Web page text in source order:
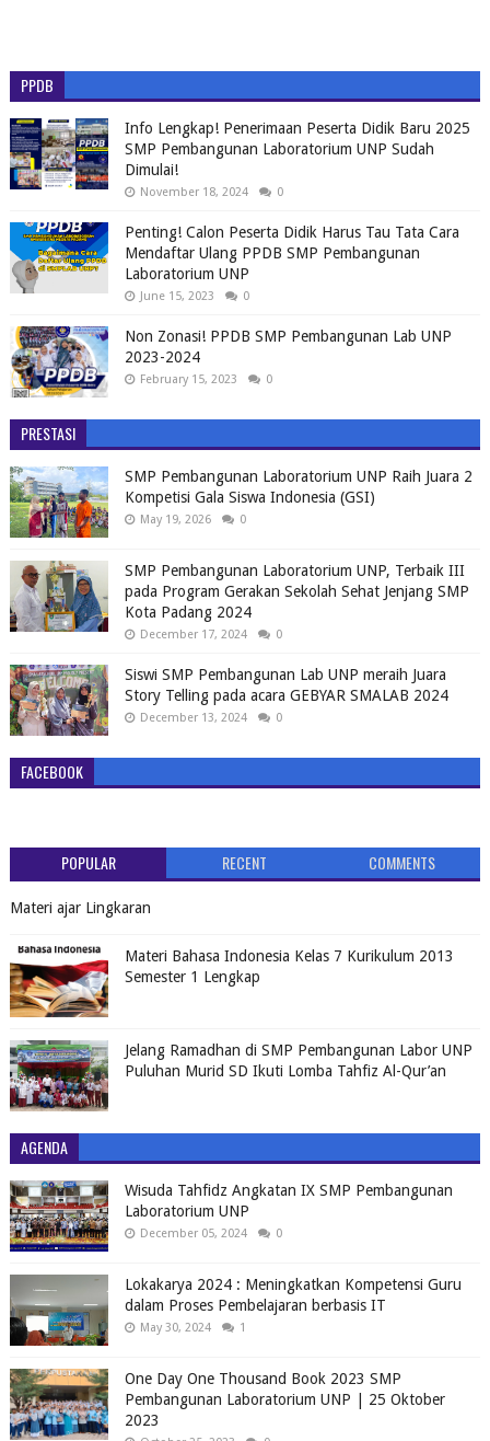
PPDB
Info Lengkap! Penerimaan Peserta Didik Baru 2025
SMP Pembangunan Laboratorium UNP Sudah
Dimulai!
November 18, 2024 0
Penting! Calon Peserta Didik Harus Tau Tata Cara
Mendaftar Ulang PPDB SMP Pembangunan
Laboratorium UNP
June 15, 2023 0
Non Zonasi! PPDB SMP Pembangunan Lab UNP
2023-2024
February 15, 2023 0
PRESTASI
SMP Pembangunan Laboratorium UNP Raih Juara 2
Kompetisi Gala Siswa Indonesia (GSI)
May 19, 2026 0
SMP Pembangunan Laboratorium UNP, Terbaik III
pada Program Gerakan Sekolah Sehat Jenjang SMP
Kota Padang 2024
December 17, 2024 0
Siswi SMP Pembangunan Lab UNP meraih Juara
Story Telling pada acara GEBYAR SMALAB 2024
December 13, 2024 0
FACEBOOK
POPULAR RECENT COMMENTS
Materi ajar Lingkaran
Materi Bahasa Indonesia Kelas 7 Kurikulum 2013
Semester 1 Lengkap
Jelang Ramadhan di SMP Pembangunan Labor UNP
Puluhan Murid SD Ikuti Lomba Tahfiz Al-Qur’an
AGENDA
Wisuda Tahfidz Angkatan IX SMP Pembangunan
Laboratorium UNP
December 05, 2024 0
Lokakarya 2024 : Meningkatkan Kompetensi Guru
dalam Proses Pembelajaran berbasis IT
May 30, 2024 1
One Day One Thousand Book 2023 SMP
Pembangunan Laboratorium UNP | 25 Oktober
2023